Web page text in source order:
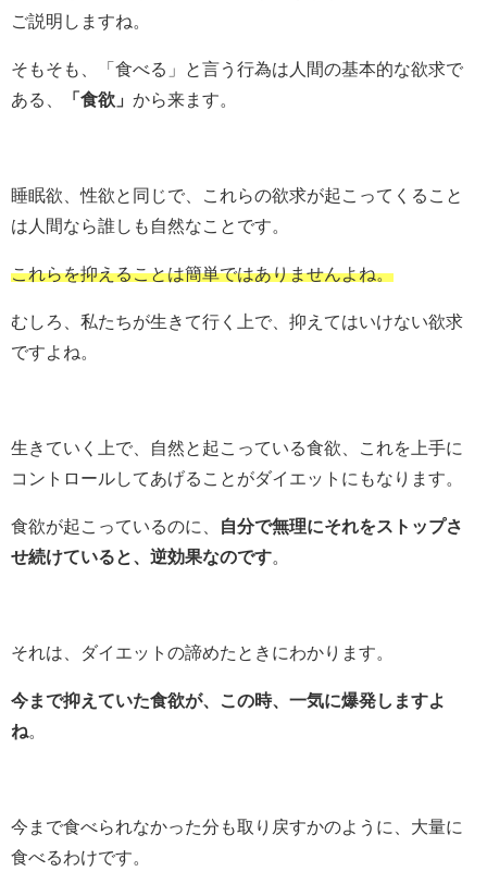
ご説明しますね。
そもそも、「食べる」と言う行為は人間の基本的な欲求で
ある、
「食欲」 から来ます。
睡眠欲、性欲と同じで、これらの欲求が起こってくること
は人間なら誰しも自然なことです。
これらを抑えることは簡単ではありませんよね。
むしろ、私たちが生きて行く上で、抑えてはいけない欲求
ですよね。
生きていく上で、自然と起こっている食欲、これを上手に
コントロールしてあげることがダイエットにもなります。
食欲が起こっているのに、
自分で無理にそれをストップさ
せ続けていると、逆効果なのです
それは、ダイエットの諦めたときにわかります。
今まで抑えていた食欲が、この時、一気に爆発しますよ
ね
今まで食べられなかった分も取り戻すかのように、大量に
食べるわけです。